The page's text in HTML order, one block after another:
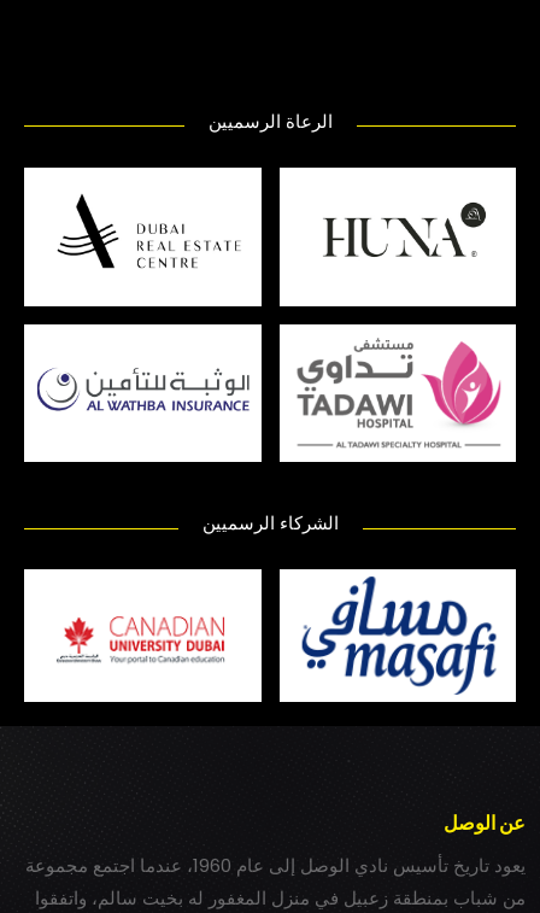
الرعاة الرسميين
الشركاء الرسميين
عن الوصل
يعود تاريخ تأسيس نادي الوصل إلى عام 1960، عندما اجتمع مجموعة
من شباب بمنطقة زعبيل في منزل المغفور له بخيت سالم، واتفقوا